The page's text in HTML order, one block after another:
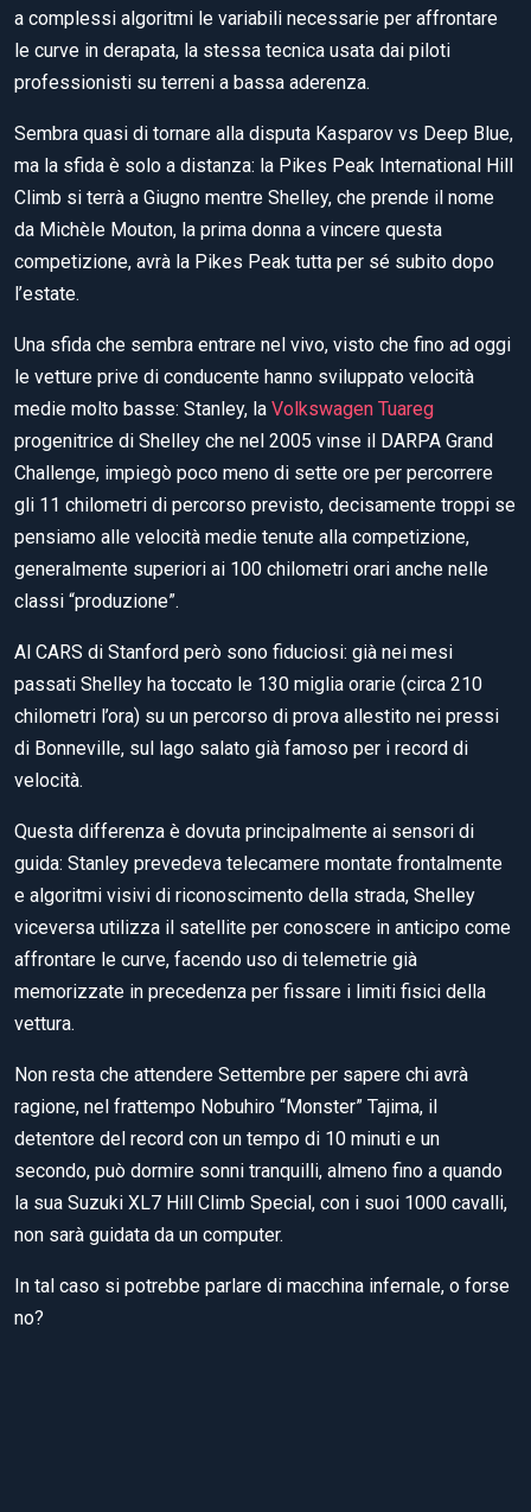
a complessi algoritmi le variabili necessarie per affrontare
le curve in derapata, la stessa tecnica usata dai piloti
professionisti su terreni a bassa aderenza.
Sembra quasi di tornare alla disputa Kasparov vs Deep Blue,
ma la sfida è solo a distanza: la Pikes Peak International Hill
Climb si terrà a Giugno mentre Shelley, che prende il nome
da Michèle Mouton, la prima donna a vincere questa
competizione, avrà la Pikes Peak tutta per sé subito dopo
l’estate.
Una sfida che sembra entrare nel vivo, visto che fino ad oggi
le vetture prive di conducente hanno sviluppato velocità
medie molto basse: Stanley, la Volkswagen Tuareg
progenitrice di Shelley che nel 2005 vinse il DARPA Grand
Challenge, impiegò poco meno di sette ore per percorrere
gli 11 chilometri di percorso previsto, decisamente troppi se
pensiamo alle velocità medie tenute alla competizione,
generalmente superiori ai 100 chilometri orari anche nelle
classi “produzione”.
Al CARS di Stanford però sono fiduciosi: già nei mesi
passati Shelley ha toccato le 130 miglia orarie (circa 210
chilometri l’ora) su un percorso di prova allestito nei pressi
di Bonneville, sul lago salato già famoso per i record di
velocità.
Questa differenza è dovuta principalmente ai sensori di
guida: Stanley prevedeva telecamere montate frontalmente
e algoritmi visivi di riconoscimento della strada, Shelley
viceversa utilizza il satellite per conoscere in anticipo come
affrontare le curve, facendo uso di telemetrie già
memorizzate in precedenza per fissare i limiti fisici della
vettura.
Non resta che attendere Settembre per sapere chi avrà
ragione, nel frattempo Nobuhiro “Monster” Tajima, il
detentore del record con un tempo di 10 minuti e un
secondo, può dormire sonni tranquilli, almeno fino a quando
la sua Suzuki XL7 Hill Climb Special, con i suoi 1000 cavalli,
non sarà guidata da un computer.
In tal caso si potrebbe parlare di macchina infernale, o forse
no?